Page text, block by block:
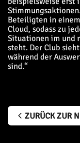
Beteiligten in
Cloud, sodass zu
Situationen im und
steht. Der Club
während der
sind.“
ZURÜCK ZUR